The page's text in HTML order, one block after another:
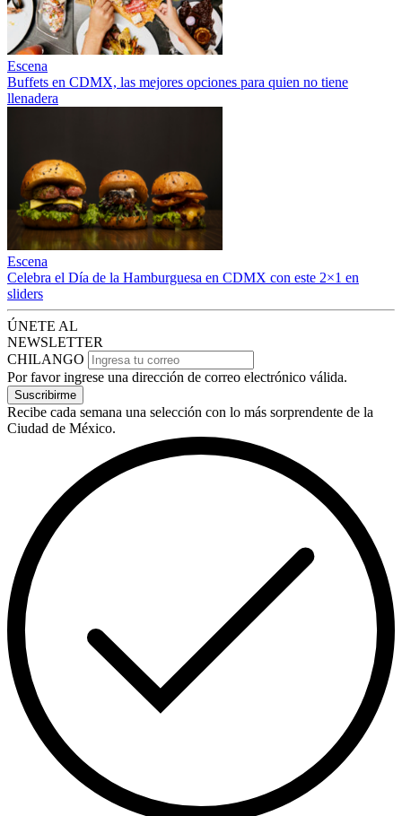
Escena
Buffets en CDMX, las mejores opciones para quien no tiene
llenadera
Escena
Celebra el Día de la Hamburguesa en CDMX con este 2×1 en
sliders
ÚNETE AL
NEWSLETTER
CHILANGO
Por favor ingrese una dirección de correo electrónico válida.
Suscribirme
Recibe cada semana una selección con lo más sorprendente de la
Ciudad de México.